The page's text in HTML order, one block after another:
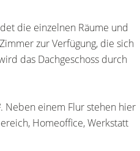
die einzelnen Räume und
zur Verfügung, die sich
das Dachgeschoss durch
Neben einem Flur stehen hier
Homeoffice, Werkstatt